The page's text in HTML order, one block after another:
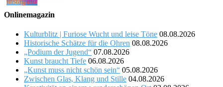
Onlinemagazin
Kulturblitz | Furiose Wucht und leise Töne 08.08.2026
Historische Schätze für die Ohren 08.08.2026
„Podium der Jugend“ 07.08.2026
Kunst braucht Tiefe 06.08.2026
„Kunst muss nicht schön sein“ 05.08.2026
Zwischen Glas, Klang und Stille 04.08.2026